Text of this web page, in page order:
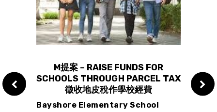
M提案 – RAISE FUNDS FOR
SCHOOLS THROUGH PARCEL TAX
徵收地皮稅作學校經費
Bayshore Elementary School